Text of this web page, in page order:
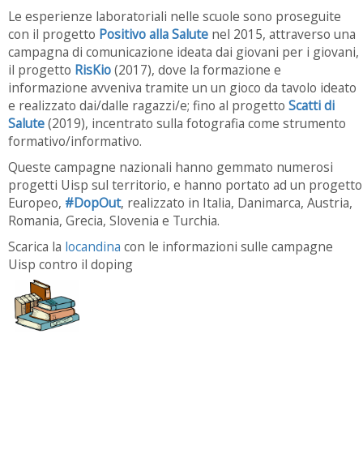
Le esperienze laboratoriali nelle scuole sono proseguite
con il progetto Positivo alla Salute nel 2015, attraverso una
campagna di comunicazione ideata dai giovani per i giovani,
il progetto RisKio(2017), dove la formazione e
informazione avveniva tramite un un gioco da tavolo ideato
e realizzato dai/dalle ragazzi/e; fino al progetto Scatti di
Salute(2019), incentrato sulla fotografia come strumento
formativo/informativo.
Queste campagne nazionali hanno gemmato numerosi
progetti Uisp sul territorio, e hanno portato ad un progetto
Europeo, #DopOut, realizzato in Italia, Danimarca, Austria,
Romania, Grecia, Slovenia e Turchia.
Scarica la locandina con le informazioni sulle campagne
Uisp contro il doping